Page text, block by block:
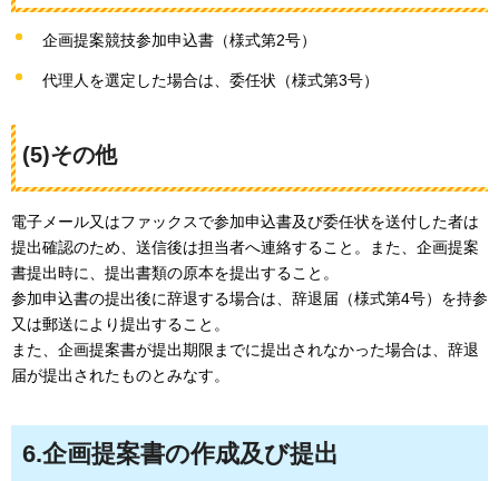
企画提案競技参加申込書（様式第2号）
代理人を選定した場合は、委任状（様式第3号）
(5)その他
電子メール又はファックスで参加申込書及び委任状を送付した者は
提出確認のため、送信後は担当者へ連絡すること。また、企画提案
書提出時に、提出書類の原本を提出すること。
参加申込書の提出後に辞退する場合は、辞退届（様式第4号）を持参
又は郵送により提出すること。
また、企画提案書が提出期限までに提出されなかった場合は、辞退
届が提出されたものとみなす。
6.企画提案書の作成及び提出